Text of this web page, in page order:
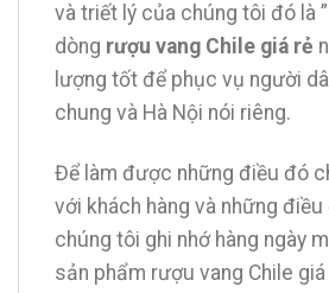
và triết lý của chúng tôi đó là
dòng rượu vang Chile giá rẻ
lượng tốt để phục vụ người
chung và Hà Nội nói riêng.
Để làm được những điều đó
với khách hàng và những
chúng tôi ghi nhớ hàng ngày
sản phẩm rượu vang Chile